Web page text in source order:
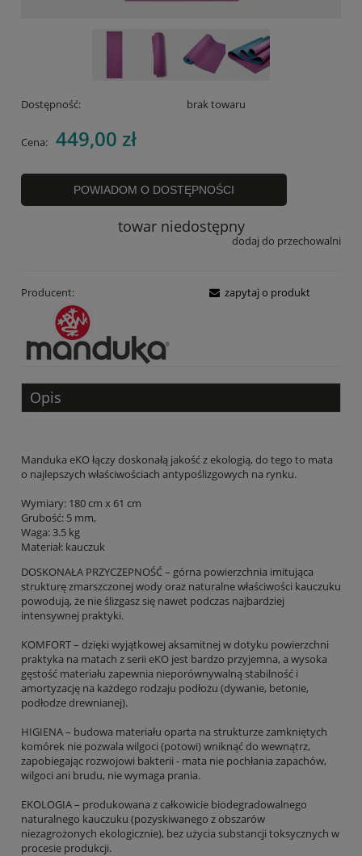
Dostępność: brak towaru
Cena: 449,00 zł
POWIADOM O DOSTĘPNOŚCI
towar niedostępny
dodaj do przechowalni
Producent: zapytaj o produkt
Opis
Manduka eKO łączy doskonałą jakość z ekologią, do tego to mata
o najlepszych właściwościach antypoślizgowych na rynku.
Wymiary: 180 cm x 61 cm
Grubość: 5 mm,
Waga: 3.5 kg
Materiał: kauczuk
DOSKONAŁA PRZYCZEPNOŚĆ – górna powierzchnia imitująca
strukturę zmarszczonej wody oraz naturalne właściwości kauczuku
powodują, że nie ślizgasz się nawet podczas najbardziej
intensywnej praktyki.
KOMFORT – dzięki wyjątkowej aksamitnej w dotyku powierzchni
praktyka na matach z serii eKO jest bardzo przyjemna, a wysoka
gęstość materiału zapewnia nieporównywalną stabilność i
amortyzację na każdego rodzaju podłożu (dywanie, betonie,
podłodze drewnianej).
HIGIENA – budowa materiału oparta na strukturze zamkniętych
komórek nie pozwala wilgoci (potowi) wniknąć do wewnątrz,
zapobiegając rozwojowi bakterii - mata nie pochłania zapachów,
wilgoci ani brudu, nie wymaga prania.
EKOLOGIA – produkowana z całkowicie biodegradowalnego
naturalnego kauczuku (pozyskiwanego z obszarów
niezagrożonych ekologicznie), bez użycia substancji toksycznych w
procesie produkcji.